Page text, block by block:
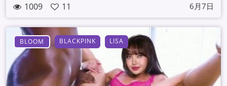
1009 11 6月7日
BLOOM BLACKPINK LISA